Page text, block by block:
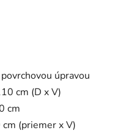
úpravou
cm (D x V)
cm
(priemer x V)